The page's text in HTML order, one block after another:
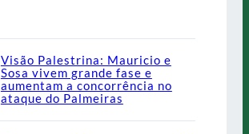
Visão Palestrina: Mauricio e
Sosa vivem grande fase e
aumentam a concorrência no
ataque do Palmeiras